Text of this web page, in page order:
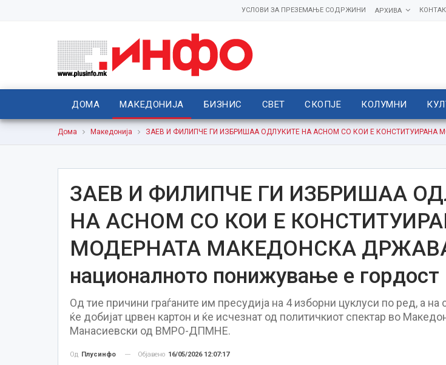
АРХИВА
УСЛОВИ ЗА ПРЕЗЕМАЊЕ СОДРЖИНИ
ДОМА МАКЕДОНИЈА БИЗНИС СВЕТ СКОПЈЕ КОЛУМНИ
Дома Македонија ЗАЕВ И ФИЛИПЧЕ ГИ ИЗБРИШАА ОДЛУКИТЕ НА АСНОМ СО КОИ Е КОНСТИТУИРАНА
ЗАЕВ И ФИЛИПЧЕ ГИ ИЗБРИШАА
НА АСНОМ СО КОИ Е
МОДЕРНАТА МАКЕДОНСКА ДРЖАВА
националното понижување е гордост
Од тие причини граѓаните им пресудија на 4 изборни цуклуси по ред, а на
ќе добијат црвен картон и ќе исчезнат од политичкиот спектар во
Манасиевски од ВМРО-ДПМНЕ.
Од Плусинфо Објавено 16/05/2026 12:07:17